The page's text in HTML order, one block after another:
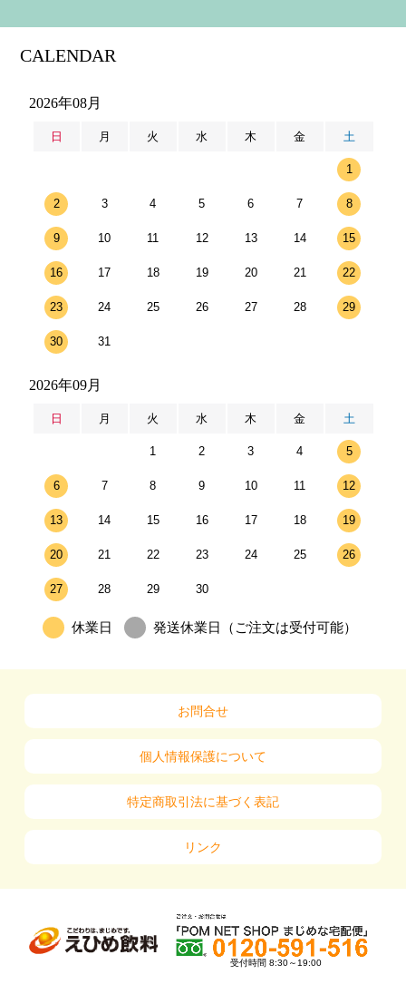
CALENDAR
2026年08月
日 月 火 水 木 金 土
1
2 3 4 5 6 7 8
9 10 11 12 13 14 15
16 17 18 19 20 21 22
23 24 25 26 27 28 29
30 31
2026年09月
日 月 火 水 木 金 土
1 2 3 4 5
6 7 8 9 10 11 12
13 14 15 16 17 18 19
20 21 22 23 24 25 26
27 28 29 30
休業日 発送休業日（ご注文は受付可能）
お問合せ
個人情報保護について
特定商取引法に基づく表記
リンク
受付時間 8:30～19:00